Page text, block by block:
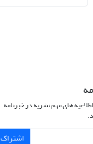
های مهم نشریه در خبرنامه
اشتراک